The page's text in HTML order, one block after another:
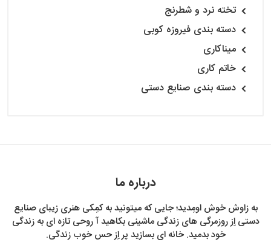
تخته نرد و شطرنج
دسته بندی فیروزه کوبی
میناکاری
خاتم کاری
دسته بندی صنایع دستی
درباره ما
به زاوش خوش اومِدید؛ جایی که میتونید به کمِکی هنری زیبای صنایع
دستی اِز روزمرگی های زندگی ماشینی بکاهید آ روحی تازه ای به زندگی
خود بدمید. خانه ای بسازید پر اِز حس خوب زندگی.